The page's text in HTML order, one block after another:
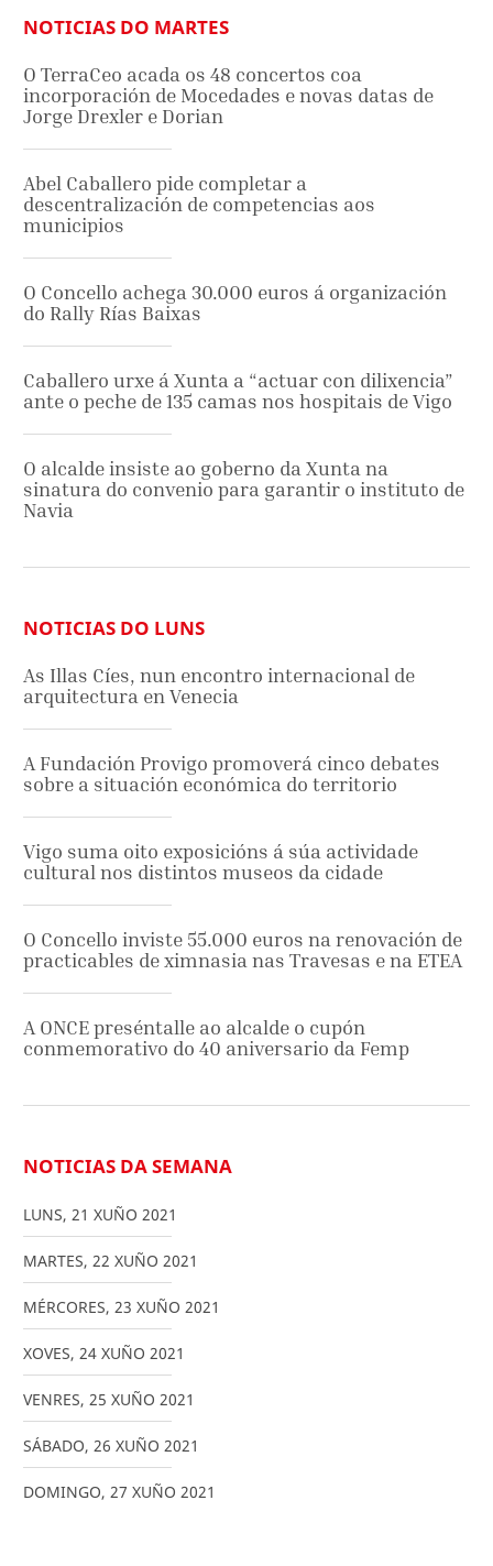
NOTICIAS DO MARTES
O TerraCeo acada os 48 concertos coa
incorporación de Mocedades e novas datas de
Jorge Drexler e Dorian
Abel Caballero pide completar a
descentralización de competencias aos
municipios
O Concello achega 30.000 euros á organización
do Rally Rías Baixas
Caballero urxe á Xunta a “actuar con dilixencia”
ante o peche de 135 camas nos hospitais de Vigo
O alcalde insiste ao goberno da Xunta na
sinatura do convenio para garantir o instituto de
Navia
NOTICIAS DO LUNS
As Illas Cíes, nun encontro internacional de
arquitectura en Venecia
A Fundación Provigo promoverá cinco debates
sobre a situación económica do territorio
Vigo suma oito exposicións á súa actividade
cultural nos distintos museos da cidade
O Concello inviste 55.000 euros na renovación de
practicables de ximnasia nas Travesas e na ETEA
A ONCE preséntalle ao alcalde o cupón
conmemorativo do 40 aniversario da Femp
NOTICIAS DA SEMANA
LUNS, 21 XUÑO 2021
MARTES, 22 XUÑO 2021
MÉRCORES, 23 XUÑO 2021
XOVES, 24 XUÑO 2021
VENRES, 25 XUÑO 2021
SÁBADO, 26 XUÑO 2021
DOMINGO, 27 XUÑO 2021